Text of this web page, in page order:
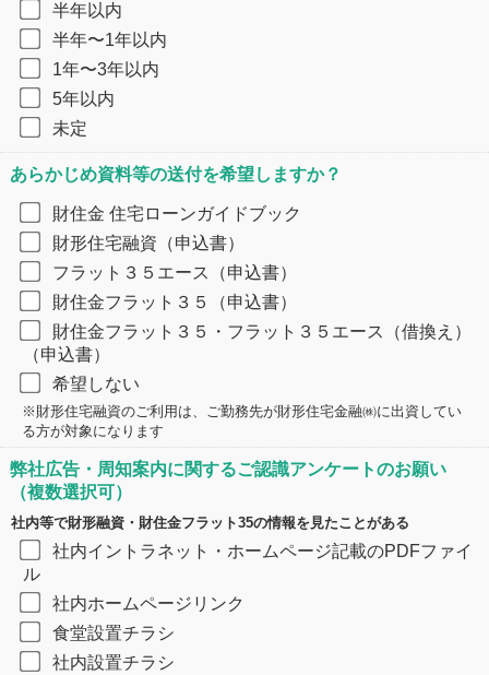
半年以内
半年〜1年以内
1年〜3年以内
5年以内
未定
あらかじめ資料等の送付を希望しますか？​
財住金 住宅ローンガイドブック
財形住宅融資（申込書）
フラット３５エース（申込書）
財住金フラット３５（申込書）
財住金フラット３５・フラット３５エース（借換え）
（申込書）
希望しない
​※財形住宅融資のご利用は、ご勤務先が財形住宅金融㈱に出資してい
る方が対象になります
弊社広告・周知案内に関するご認識アンケートのお願い
（複数選択可）
社内等で財形融資・財住金フラット35の情報を見たことがある
社内イントラネット・ホームページ記載のPDFファイ
ル
社内ホームページリンク
食堂設置チラシ
社内設置チラシ